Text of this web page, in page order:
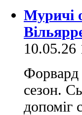
Муричі
10.05.26
Форвард
сезон.
допоміг